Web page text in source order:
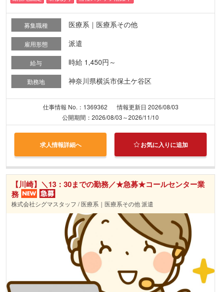
募集職種 医療系｜医療系その他
雇用形態 派遣
給与 時給 1,450円～
勤務地 神奈川県横浜市保土ケ谷区
仕事情報 No.：1369362
情報更新日 2026/08/03
公開期間：2026/08/03～2026/11/10
求人情報詳細へ お気に入りに追加
【川崎】＼13：30までの勤務／★急募★コールセンター業
務
株式会社シグマスタッフ / 医療系｜医療系その他 派遣